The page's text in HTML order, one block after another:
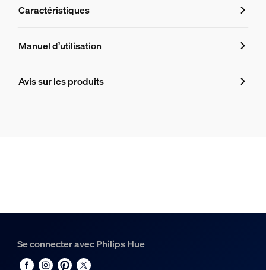
Caractéristiques
Caractéristiques
8719514407404
Divers
Conçu spécialement pour
Séjour, Chambre, Bureau, Bureau d'étude, Cuisine
Manuel d’utilisation
Avis sur les produits
Se connecter avec Philips Hue